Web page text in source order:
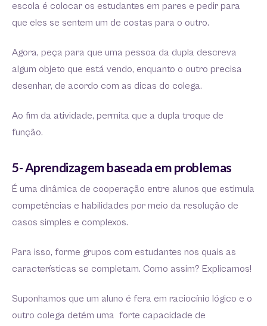
escola é colocar os estudantes em pares e pedir para
que eles se sentem um de costas para o outro.
Agora, peça para que uma pessoa da dupla descreva
algum objeto que está vendo, enquanto o outro precisa
desenhar, de acordo com as dicas do colega.
Ao fim da atividade, permita que a dupla troque de
função.
5- Aprendizagem baseada em problemas
É uma dinâmica de cooperação entre alunos que estimula
competências e habilidades por meio da resolução de
casos simples e complexos.
Para isso, forme grupos com estudantes nos quais as
características se completam. Como assim? Explicamos!
Suponhamos que um aluno é fera em raciocínio lógico e o
outro colega detém uma forte capacidade de